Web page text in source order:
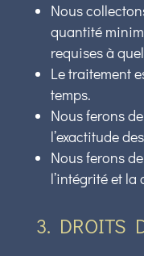
Nous
quantité
requises à
Le traitement
temps.
Nous ferons
l’exactitude
Nous ferons
l’intégrité et
3. DROITS